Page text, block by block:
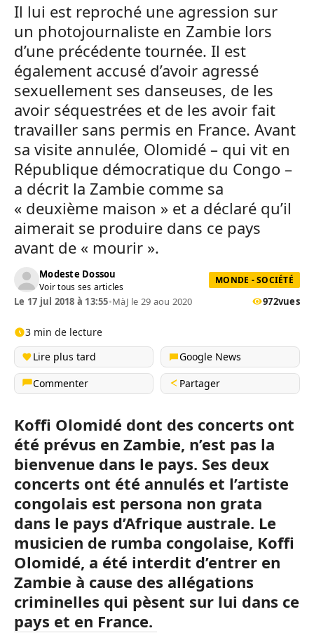
Il lui est reproché une agression sur
un photojournaliste en Zambie lors
d’une précédente tournée. Il est
également accusé d’avoir agressé
sexuellement ses danseuses, de les
avoir séquestrées et de les avoir fait
travailler sans permis en France. Avant
sa visite annulée, Olomidé – qui vit en
République démocratique du Congo –
a décrit la Zambie comme sa
« deuxième maison » et a déclaré qu’il
aimerait se produire dans ce pays
avant de « mourir ».
Modeste Dossou
Voir tous ses articles
MONDE - SOCIÉTÉ
Le 17 jul 2018 à 13:55•MàJ le 29 aou 2020 972vues
3 min de lecture
Lire plus tard
Google News
Commenter
Partager
Koffi Olomidé dont des concerts ont
été prévus en Zambie, n’est pas la
bienvenue dans le pays. Ses deux
concerts ont été annulés et l’artiste
congolais est persona non grata
dans le pays d’Afrique australe. Le
musicien de rumba congolaise, Koffi
Olomidé, a été interdit d’entrer en
Zambie à cause des allégations
criminelles qui pèsent sur lui dans ce
pays et en France.